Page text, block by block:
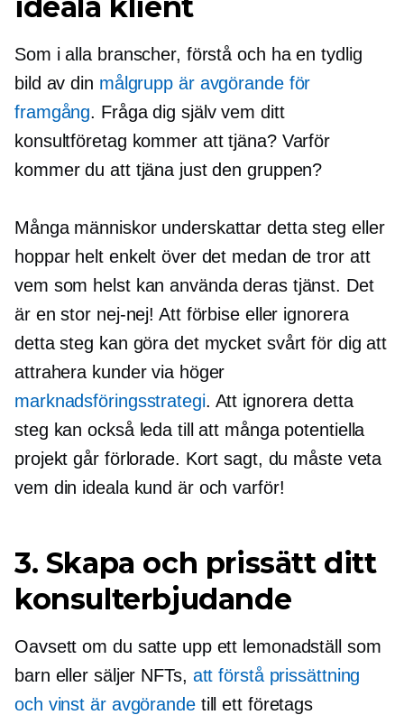
Som i alla branscher, förstå och ha en tydlig
bild av din målgrupp är avgörande för
framgång. Fråga dig själv vem ditt
konsultföretag kommer att tjäna? Varför
kommer du att tjäna just den gruppen?
Många människor underskattar detta steg eller
hoppar helt enkelt över det medan de tror att
vem som helst kan använda deras tjänst. Det
är en stor nej-nej! Att förbise eller ignorera
detta steg kan göra det mycket svårt för dig att
attrahera kunder via höger
marknadsföringsstrategi. Att ignorera detta
steg kan också leda till att många potentiella
projekt går förlorade. Kort sagt, du måste veta
vem din ideala kund är och varför!
3. Skapa och prissätt ditt
konsulterbjudande
Oavsett om du satte upp ett lemonadställ som
barn eller säljer NFTs, att förstå prissättning
och vinst är avgörandetill ett företags